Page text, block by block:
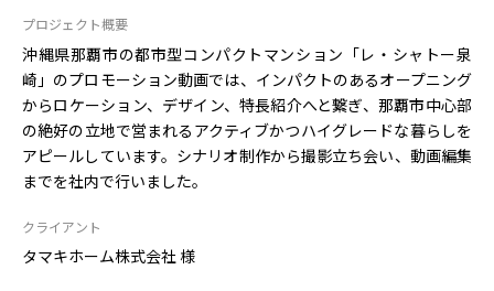
プロジェクト概要
沖縄県那覇市の都市型コンパクトマンション「レ・シャトー泉
崎」のプロモーション動画では、インパクトのあるオープニング
からロケーション、デザイン、特長紹介へと繋ぎ、那覇市中心部
の絶好の立地で営まれるアクティブかつハイグレードな暮らしを
アピールしています。シナリオ制作から撮影立ち会い、動画編集
までを社内で行いました。
クライアント
タマキホーム株式会社 様